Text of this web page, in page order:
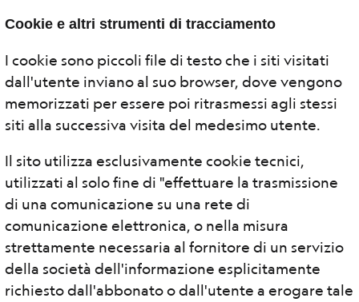
Cookie e altri strumenti di tracciamento
I cookie sono piccoli file di testo che i siti visitati
dall'utente inviano al suo browser, dove vengono
memorizzati per essere poi ritrasmessi agli stessi
siti alla successiva visita del medesimo utente.
Il sito utilizza esclusivamente cookie tecnici,
utilizzati al solo fine di "effettuare la trasmissione
di una comunicazione su una rete di
comunicazione elettronica, o nella misura
strettamente necessaria al fornitore di un servizio
della società dell'informazione esplicitamente
richiesto dall'abbonato o dall'utente a erogare tale